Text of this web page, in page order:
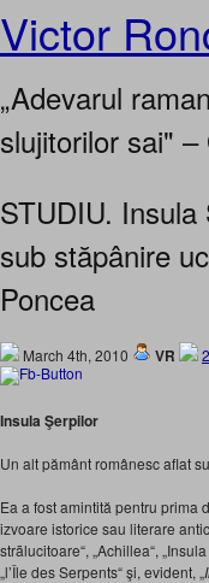
Victor
„Adevarul
slujitorilor sai"
STUDIU.
sub stăpânire
Poncea
March 4th, 2010 VR
Insula Şerpilor
Un alt pământ românesc aflat
Ea a fost amintită pentru prima
izvoare istorice sau literare
strãlucitoare“, „Achillea“,
„l’Île des Serpents“ şi, evident, „